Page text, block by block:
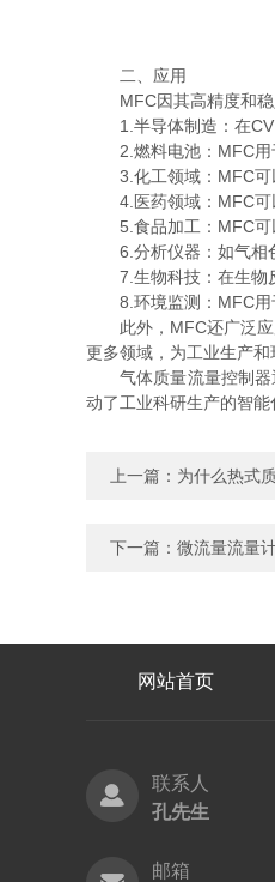
二、应用
MFC因其高精度和稳
1.半导体制造：在CVD
2.燃料电池：MFC用于
3.化工领域：MFC可以
4.医药领域：MFC可以
5.食品加工：MFC可以
6.分析仪器：如气相色
7.生物科技：在生物反
8.环境监测：MFC用于
此外，MFC还广泛应
更多领域，为工业生产和
气体质量流量控制器通
动了工业科研生产的智能
上一篇： 为什么热式
下一篇： 微流量流量
网站首页
联系人
孔先生
邮箱